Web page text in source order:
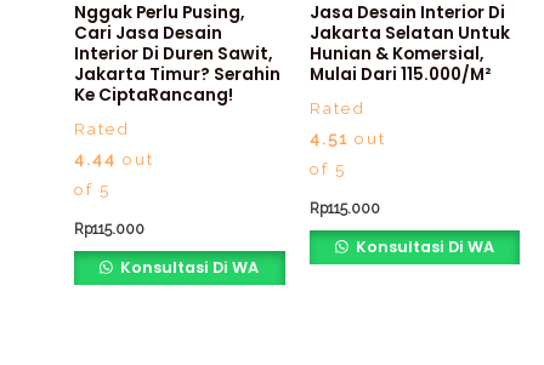
Nggak Perlu Pusing,
Cari Jasa Desain
Interior Di Duren Sawit,
Jakarta Timur? Serahin
Ke CiptaRancang!
Rated
4.44 out
of 5
Rp115.000
Konsultasi Di WA
Jasa Desain Interior Di
Jakarta Selatan Untuk
Hunian & Komersial,
Mulai Dari 115.000/m²
Rated
4.51 out
of 5
Rp115.000
Konsultasi Di WA